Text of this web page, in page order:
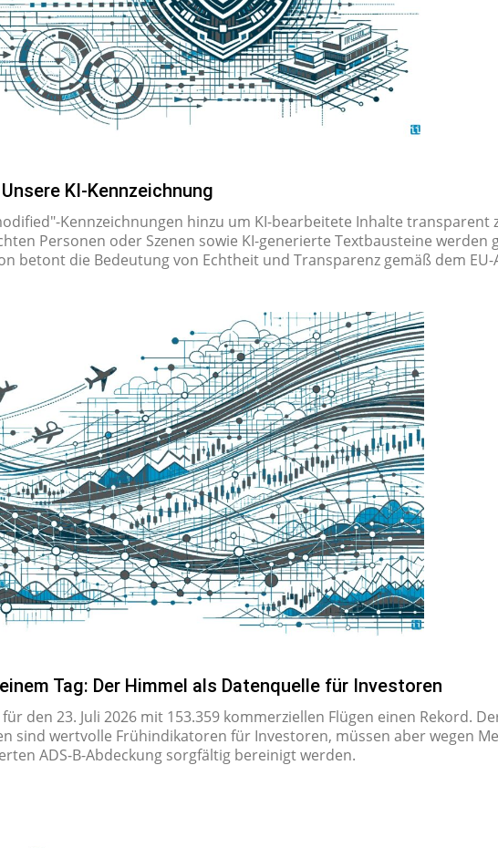
KI-Kennzeichnung
Kenn­zeich­nun­gen hinzu um KI-be­a­r­bei­te­te Inhalte trans­pa­rent
Per­so­nen oder Szenen sowie KI-ge­ne­rier­te Text­bau­stei­ne werden
betont die Be­deu­tung von Echt­heit und Trans­pa­renz gemäß dem EU-
Tag: Der Himmel als Datenquelle für Investoren
den 23. Ju­li 2026 mit 153.359 kom­mer­zi­el­len Flü­gen einen Re­kord.
sind wert­vol­le Früh­in­di­ka­to­ren für In­ves­to­ren, müs­sen aber we­gen
ADS­-­B­-­Ab­de­ckung sorg­fäl­tig be­rei­nigt wer­den.